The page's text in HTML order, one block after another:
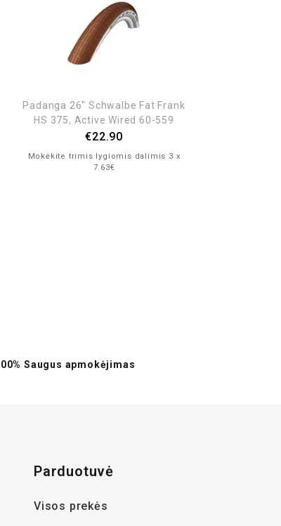
Padanga 26″ Schwalbe Fat Frank
HS 375, Active Wired 60-559
€22.90
Mokėkite trimis lygiomis dalimis 3 x
7.63€
Saugus apmokėjimas
Parduotuvė
Visos prekės